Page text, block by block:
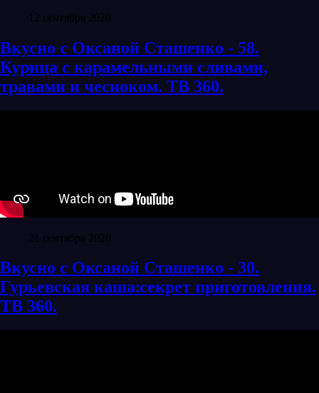
12 сентября 2020
Вкусно с Оксаной Сташенко - 58.
Курица с карамельными сливами,
травами и чесноком. ТВ 360.
21 сентября 2020
Вкусно с Оксаной Сташенко - 30.
Гурьевская каша׃ секрет приготовления.
ТВ 360.